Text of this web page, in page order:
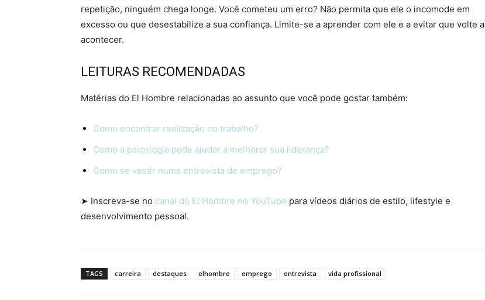
repetição, ninguém chega longe. Você cometeu um erro? Não permita que ele o incomode em
excesso ou que desestabilize a sua confiança. Limite-se a aprender com ele e a evitar que volte a
acontecer.
LEITURAS RECOMENDADAS
Matérias do El Hombre relacionadas ao assunto que você pode gostar também:
Como encontrar realização no trabalho?
Como a psicologia pode ajudar a melhorar sua liderança?
Como se vestir numa entrevista de emprego?
➤ Inscreva-se no canal do El Hombre no YouTube para vídeos diários de estilo, lifestyle e
desenvolvimento pessoal.
TAGS carreira destaques elhombre emprego entrevista vida profissional